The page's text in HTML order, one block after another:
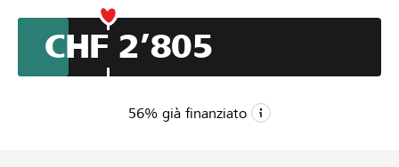
DE FR IT
CHF 2’805
56% già finanziato